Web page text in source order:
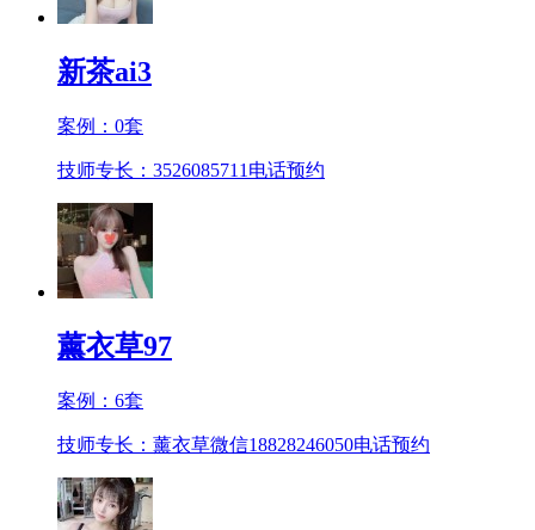
新茶ai3
案例： 0套
技师专长：3526085711 电话预约
薰衣草97
案例： 6套
技师专长：薰衣草微信18828246050电话预约